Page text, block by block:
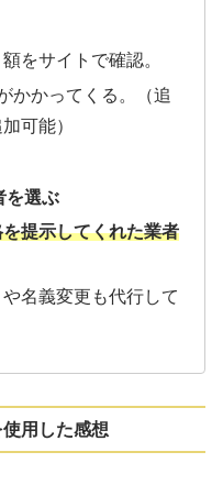
をサイトで確認。
かかってくる。（追
可能）
を選ぶ
提示してくれた業者
名義変更も代行して
使用した感想